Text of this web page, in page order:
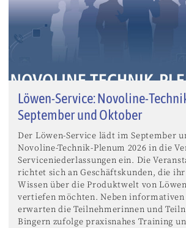
Löwen-Service: Novoline-
September und Oktober
Der Löwen-Service lädt im September
Novoline-Technik-Plenum 2026 in die
Serviceniederlassungen ein. Die
richtet sich an Geschäftskunden, die
Wissen über die Produktwelt von
vertiefen möchten. Neben informativen
erwarten die Teilnehmerinnen und
Bingern zufolge praxisnahes Training